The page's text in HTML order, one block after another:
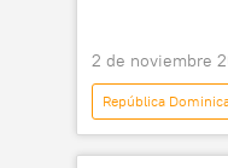
2 de noviembre
República